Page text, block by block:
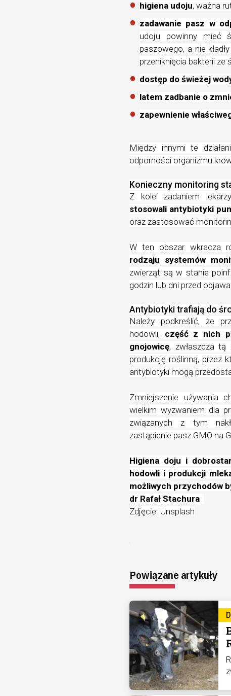
higiena udoju, ważna
zadawanie pasz w
udoju powinny mieć
paszowego, a nie
przeniknięcia bakterii ze
dostęp do świeżej
latem zadbanie o
zapewnienie
Między innymi te
odporności organizmu
Konieczny monitoring
Z kolei zadaniem
stosowali antybiotyki
oraz zastosować
W ten obszar wkracza
rodzaju systemów
zwierząt są w stanie
godzin lub dni przed
Antybiotyki trafiają do
Należy podkreślić, że
hodowli, część z nich
gnojowicę, zwłaszcza tą
produkcję roślinną, przez
antybiotyki mogą
Zmniejszenie używania
wielkim wyzwaniem dla
związanych z tym
zastąpienie pasz GMO na
Higiena doju i
hodowli i produkcji
możliwych przychodów
dr Rafał Stachura
Zdjęcie: Unsplash
Powiązane artykuły